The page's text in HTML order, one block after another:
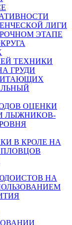
ЛИГИ
ЭТАПЕ
ТЕХНИКИ
ГРУДИ
ОЦЕНКИ
ЛЫЖНИКОВ-
В КРОЛЕ НА
НА